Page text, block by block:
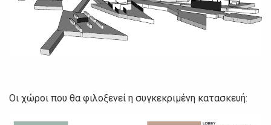
Οι χώροι που θα φιλοξενεί η συγκεκριμένη κατασκευή: